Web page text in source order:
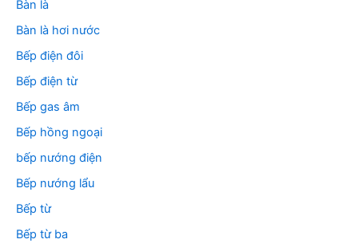
Bàn là
Bàn là hơi nước
Bếp điện đôi
Bếp điện từ
Bếp gas âm
Bếp hồng ngoại
bếp nướng điện
Bếp nướng lẩu
Bếp từ
Bếp từ ba